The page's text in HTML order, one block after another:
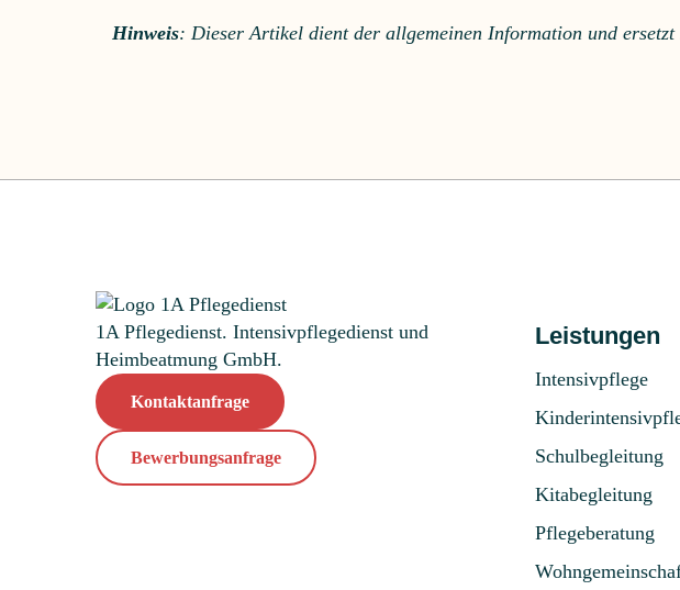
Hinweis: Dieser Artikel dient der allgemeinen Information und
1A Pflegedienst. Intensivpflegedienst und
Heimbeatmung GmbH.
Kontaktanfrage
Bewerbungsanfrage
Leistungen
Intensivpflege
Schulbegleitung
Kitabegleitung
Pflegeberatung